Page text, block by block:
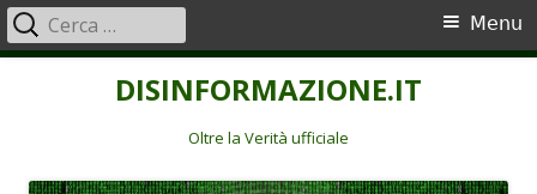
DISINFORMAZIONE.IT
Oltre la Verità ufficiale
Menu
principale
Menu
Ricerca
per: